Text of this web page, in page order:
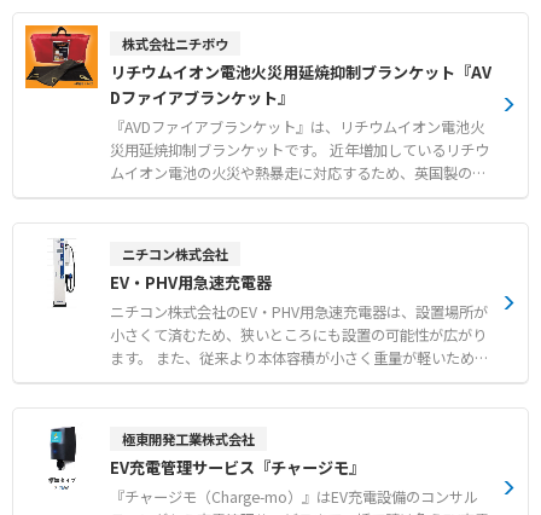
ーブルを含めても80kg以下という軽量ボディにより、狭小
完全密閉構造によりIP55等級の防塵・防水性能を備え、塩
害地域やマイナス20℃から50℃までの幅広い温度環境に対
応します。 停電時の自立運転において、並列に接続した複
数台のEV車とeLINK TPから同一系統に給電することができ
ます。 さらに、外部のEMS（エネルギー・マネジメント・
システム）と連携し、太陽光発電や蓄電池を組み合わせた
最適なシステム運用や遠隔制御が可能です。 【特徴】 ●8
過酷な環境に耐える頑丈さ ●自立運転時に複数のEV車か
ら同一系統に給電が可能 【用途・事例】 ●災害などによ
る停電時における施設空調設備や機械式駐車場への非常用
電源供給 ●貨物エレベーターや給排水ポンプなどの三相機
器やトランスを介した単相機器のバックアップ ●外部のE
株式会社ニチボウ
リチウムイオン電池火災用延焼抑制ブランケット『AV
Dファイアブランケット』
『AVDファイアブランケット』は、リチウムイオン電池火
災用延焼抑制ブランケットです。 近年増加しているリチウ
ムイオン電池の火災や熱暴走に対応するため、英国製の不
燃性水系バーミキュライト分散液（AVD）を塗布した高耐
熱性シリカガラス繊維を使用しています。 火災発生時に機
飛散や煙、有毒ガスの拡大を効果的に抑制し、安全な避難
を可能にします。 メーカー試験において、1100℃の高温
にさらされた後も優れた強度と柔軟性を維持し、複数回の
使用が可能な高い耐久性を確認しています。 【特徴】 ●
優れた耐熱性を備えたシリカガラス繊維とバーミキュライ
トによる火炎抑制効果 ● 1100℃の高温環境にさらされた
後も機能や柔軟性を維持し複数回の再利用が可能 ● 電池
大抑制効果 【用途・事例】 ● スマートフォンやモバイル
バッテリー、ノートPC等の小型電子機器の火災対策 ● 電
動自転車、電動キックボード、充電式電動工具の充電場所
ニチコン株式会社
EV・PHV用急速充電器
ニチコン株式会社のEV・PHV用急速充電器は、設置場所が
小さくて済むため、狭いところにも設置の可能性が広がり
ます。 また、従来より本体容積が小さく重量が軽いため、
設置工事が従来と比較して安価にできます。 10kW・25k
W・35kWは、低圧受電範囲で設置可能。CHAdeMO方式を
ンビニエンスストア、時間貸し駐車場、タクシースタン
ド、小口配送荷捌き場等
極東開発工業株式会社
EV充電管理サービス『チャージモ』
『チャージモ（Charge-mo）』はEV充電設備のコンサル